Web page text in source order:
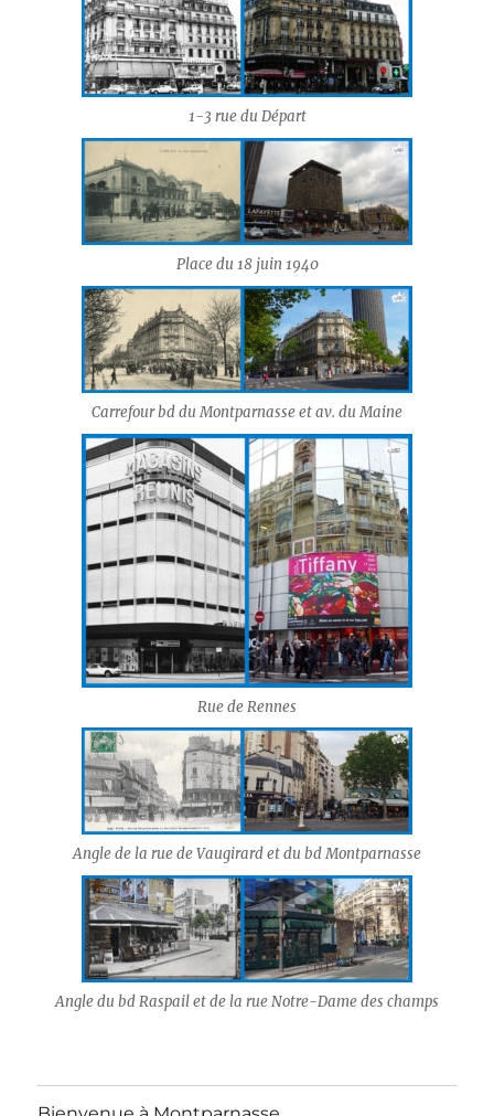
1-3 rue du Départ
Place du 18 juin 1940
Carrefour bd du Montparnasse et av. du Maine
Rue de Rennes
Angle de la rue de Vaugirard et du bd Montparnasse
Angle du bd Raspail et de la rue Notre-Dame des champs